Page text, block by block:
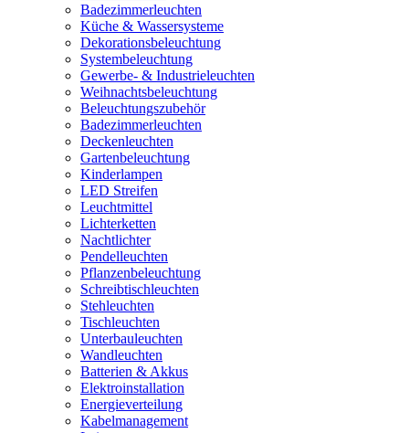
Badezimmerleuchten
Küche & Wassersysteme
Dekorationsbeleuchtung
Systembeleuchtung
Gewerbe- & Industrieleuchten
Weihnachtsbeleuchtung
Beleuchtungszubehör
Badezimmerleuchten
Deckenleuchten
Gartenbeleuchtung
Kinderlampen
LED Streifen
Leuchtmittel
Lichterketten
Nachtlichter
Pendelleuchten
Pflanzenbeleuchtung
Schreibtischleuchten
Stehleuchten
Tischleuchten
Unterbauleuchten
Wandleuchten
Batterien & Akkus
Elektroinstallation
Energieverteilung
Kabelmanagement